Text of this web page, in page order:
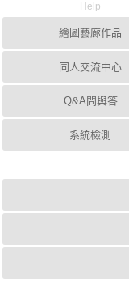
Help
繪圖藝廊作品
同人交流中心
Q&A問與答
系統檢測